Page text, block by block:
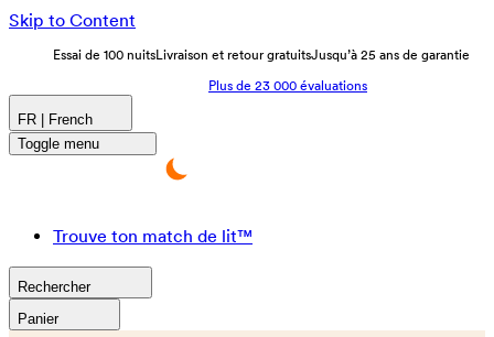
Skip to Content
Essai de 100 nuitsLivraison et retour gratuitsJusqu’à 25 ans de garantie
Plus de 23 000 évaluations
FR | French
Toggle menu
Trouve ton match de lit™
Rechercher
Panier